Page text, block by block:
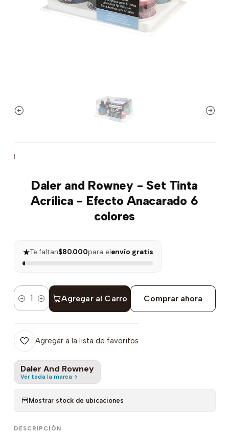
|
Daler and Rowney - Set Tinta
Acrílica - Efecto Anacarado 6
colores
★Te faltan$80.000para elenvío gratis
Cantidad Agregar al Carro Comprar ahora
Agregar a la lista de favoritos
Daler And Rowney
Ver toda la marca
Mostrar stock de ubicaciones
DESCRIPCIÓN